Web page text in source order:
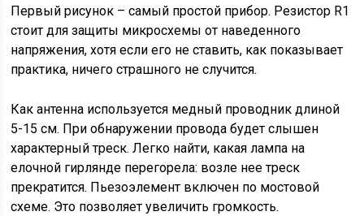
Первый рисунок – самый простой прибор. Резистор R1
стоит для защиты микросхемы от наведенного
напряжения, хотя если его не ставить, как показывает
практика, ничего страшного не случится.
Как антенна используется медный проводник длиной
5-15 см. При обнаружении провода будет слышен
характерный треск. Легко найти, какая лампа на
елочной гирлянде перегорела: возле нее треск
прекратится. Пьезоэлемент включен по мостовой
схеме. Это позволяет увеличить громкость.